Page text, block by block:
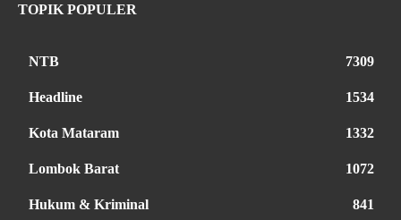
TOPIK POPULER
NTB 7309
Headline 1534
Kota Mataram 1332
Lombok Barat 1072
Hukum & Kriminal 841